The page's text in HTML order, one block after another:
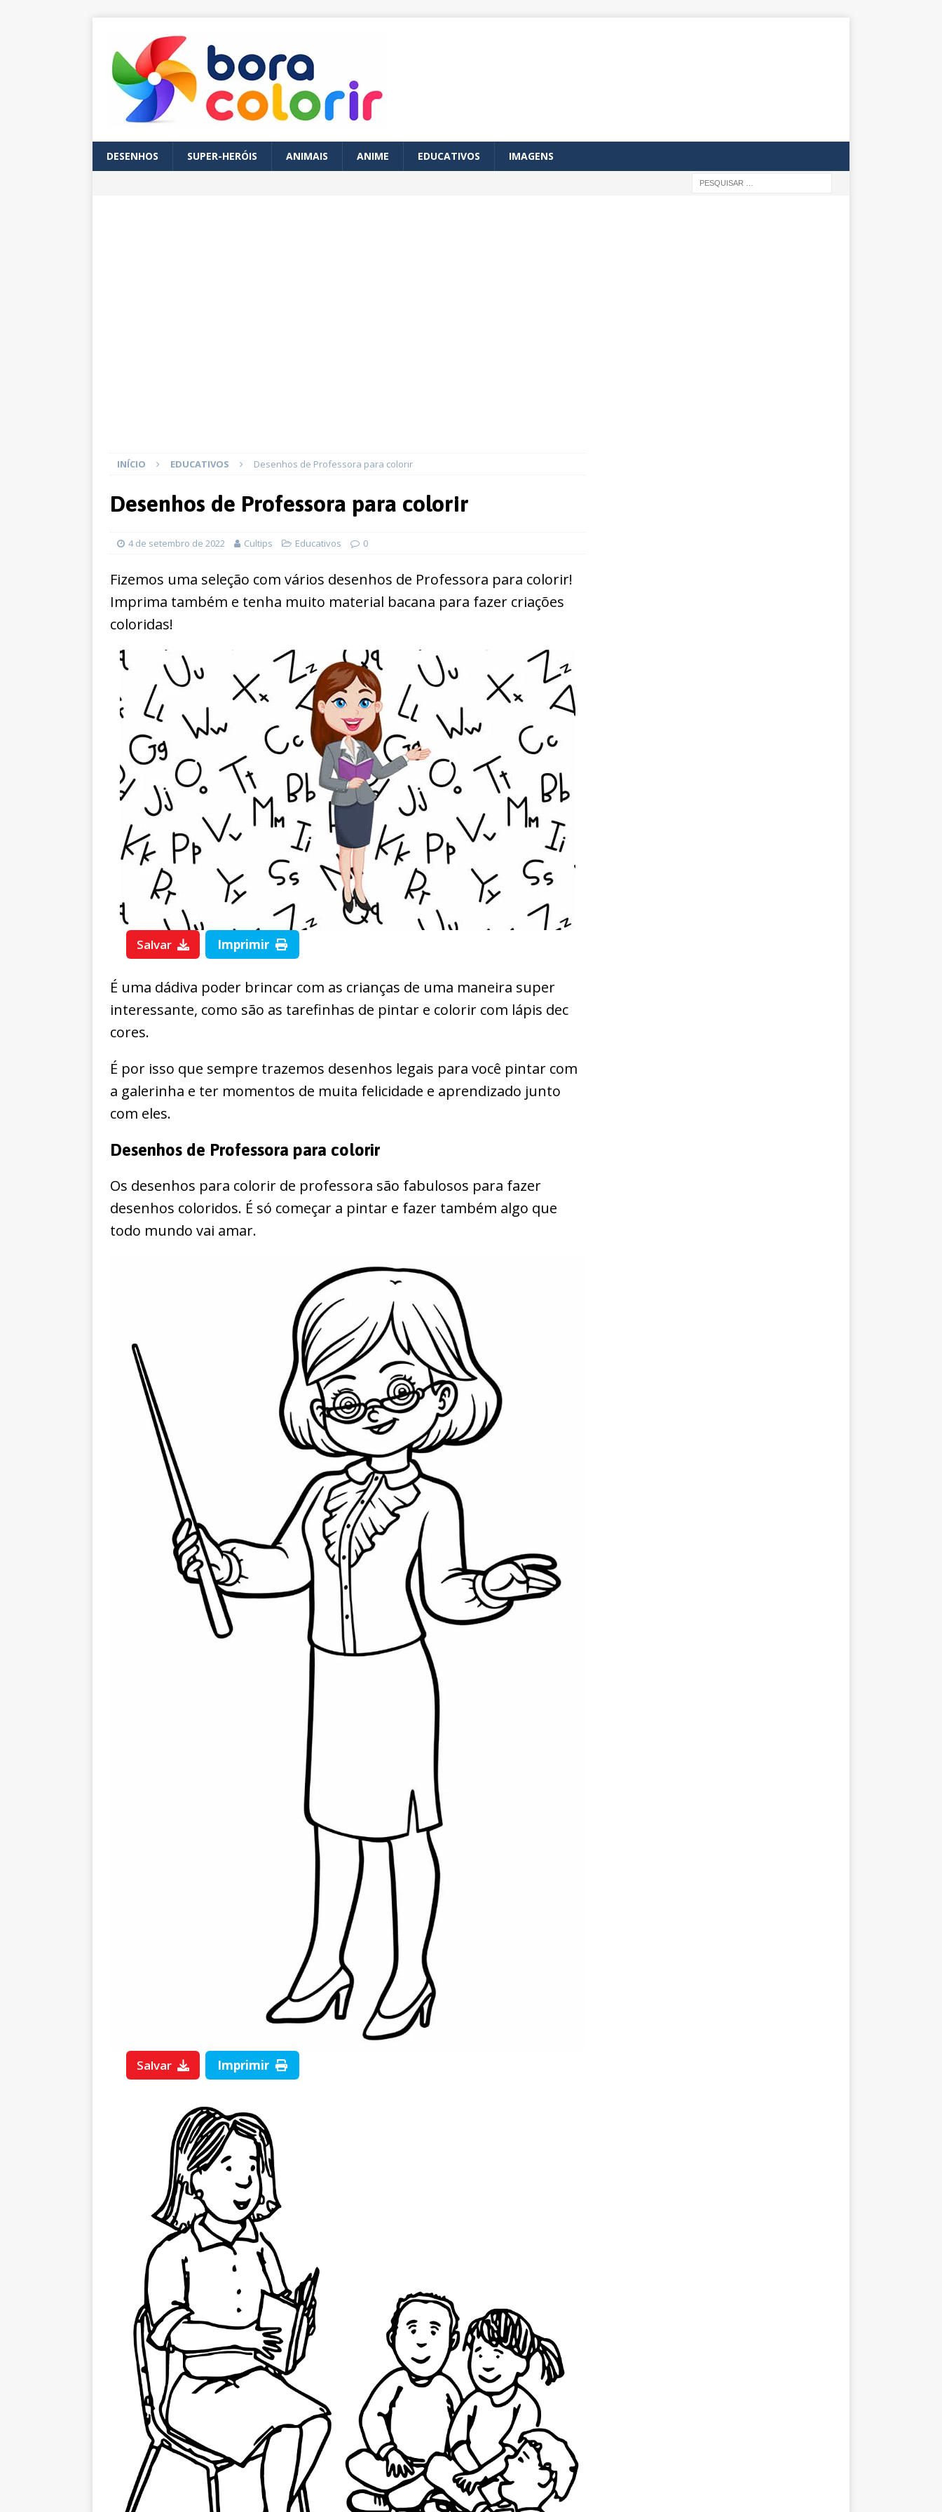
DESENHOS SUPER-HERÓIS ANIMAIS ANIME EDUCATIVOS IMAGENS
INÍCIO EDUCATIVOS Desenhos de Professora para colorir
Desenhos de Professora para colorir
4 de setembro de 2022 Cultips Educativos 0
Fizemos uma seleção com vários desenhos de Professora para colorir!
Imprima também e tenha muito material bacana para fazer criações
coloridas!
Salvar Imprimir
É uma dádiva poder brincar com as crianças de uma maneira super
interessante, como são as tarefinhas de pintar e colorir com lápis dec
cores.
É por isso que sempre trazemos desenhos legais para você pintar com
a galerinha e ter momentos de muita felicidade e aprendizado junto
com eles.
Desenhos de Professora para colorir
Os desenhos para colorir de professora são fabulosos para fazer
desenhos coloridos. É só começar a pintar e fazer também algo que
todo mundo vai amar.
Salvar Imprimir